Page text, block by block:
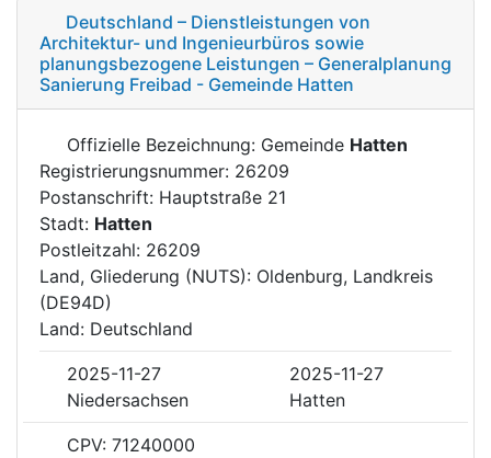
Deutschland – Dienstleistungen von
Architektur- und Ingenieurbüros sowie
planungsbezogene Leistungen – Generalplanung
Sanierung Freibad - Gemeinde Hatten
Offizielle Bezeichnung: Gemeinde Hatten
Registrierungsnummer: 26209
Postanschrift: Hauptstraße 21
Stadt: Hatten
Postleitzahl: 26209
Land, Gliederung (NUTS): Oldenburg, Landkreis
(DE94D)
Land: Deutschland
2025-11-27
2025-11-27
Niedersachsen
Hatten
CPV: 71240000